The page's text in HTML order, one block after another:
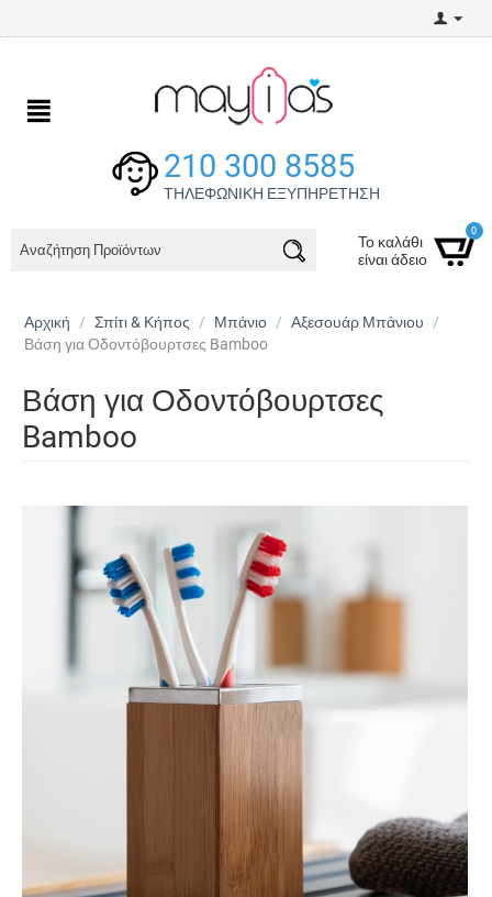
210 300 8585
ΤΗΛΕΦΩΝΙΚΗ ΕΞΥΠΗΡΕΤΗΣΗ
Το καλάθι
είναι άδειο
0
Αρχική / Σπίτι & Κήπος / Μπάνιο / Αξεσουάρ Μπάνιου
/
Βάση για Οδοντόβουρτσες Bamboo
Βάση για Οδοντόβουρτσες
Bamboo